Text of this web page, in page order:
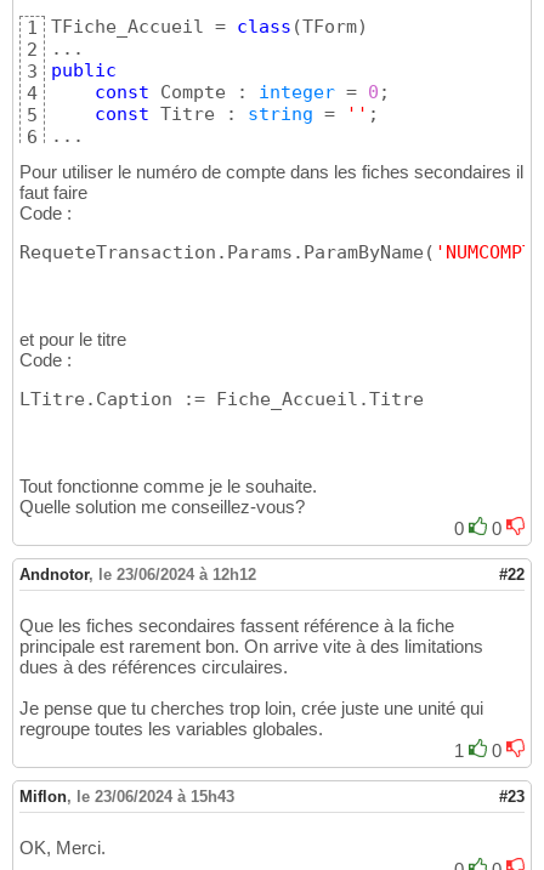
1
2
3
4
5
6
TFiche_Accueil = class (TForm)
public
const Compte : integer = 0 ;
const Titre : string = '' ;
...
Pour utiliser le numéro de compte dans les fiches secondaires il
faut faire
Code :
RequeteTransaction.Params.ParamByName (
et pour le titre
Code :
LTitre.Caption := Fiche_Accueil.Titre
Tout fonctionne comme je le souhaite.
Quelle solution me conseillez-vous?
0
0
Andnotor, le 23/06/2024 à 12h12 #22
Que les fiches secondaires fassent référence à la fiche
principale est rarement bon. On arrive vite à des limitations
dues à des références circulaires.
Je pense que tu cherches trop loin, crée juste une unité qui
regroupe toutes les variables globales.
1
0
Miflon, le 23/06/2024 à 15h43 #23
OK, Merci.